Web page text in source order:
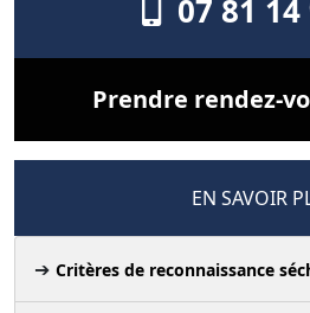
07 81 14
Prendre rendez-
EN SAVOIR
Critères de reconnaissance